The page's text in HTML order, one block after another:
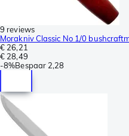
9 reviews
Morakniv Classic No 1/0
€ 26,21
€ 28,49
-8%Bespaar 2,28